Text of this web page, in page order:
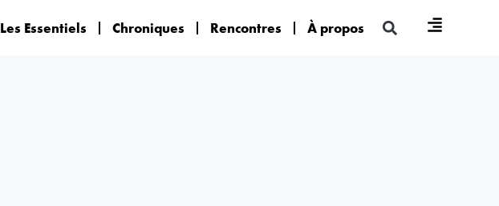
Les Essentiels Chroniques Rencontres À propos